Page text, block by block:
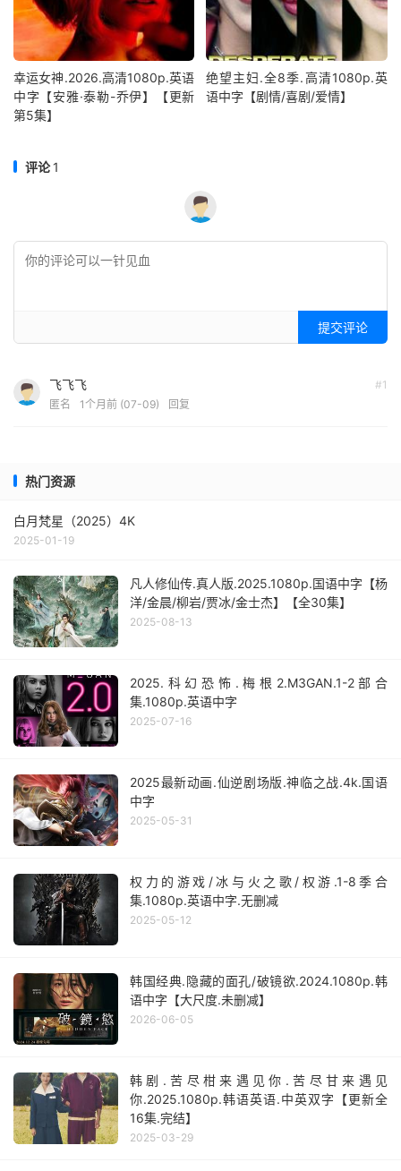
幸运女神.2026.高清1080p.英语
中字【安雅·泰勒-乔伊】【更新
第5集】
绝望主妇.全8季.高清1080p.英
语中字【剧情/喜剧/爱情】
评论1
提交评论
#1
飞飞飞
匿名 1个月前 (07-09) 回复
热门资源
白月梵星（2025）4K
2025-01-19
凡人修仙传.真人版.2025.1080p.国语中字【杨
洋/金晨/柳岩/贾冰/金士杰】【全30集】
2025-08-13
2025.科幻恐怖.梅根2.M3GAN.1-2部合
集.1080p.英语中字
2025-07-16
2025最新动画.仙逆剧场版.神临之战.4k.国语
中字
2025-05-31
权力的游戏/冰与火之歌/权游.1-8季合
集.1080p.英语中字.无删减
2025-05-12
韩国经典.隐藏的面孔/破镜欲.2024.1080p.韩
语中字【大尺度.未删减】
2026-06-05
韩剧.苦尽柑来遇见你.苦尽甘来遇见
你.2025.1080p.韩语英语.中英双字【更新全
16集.完结】
2025-03-29